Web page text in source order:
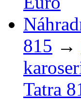
815 →
Tatra